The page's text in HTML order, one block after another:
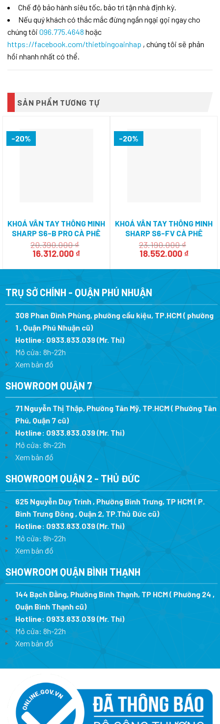
Chế độ bảo hành siêu tốc, bảo trì tận nhà định kỳ.
Nếu quý khách có thắc mắc đừng ngần ngại gọi ngay cho
chúng tôi 096.775.4648 hoặc
https://facebook.com/thietbingoainhap , chúng tôi sẽ phản
hồi nhanh nhất có thể.
SẢN PHẨM TƯƠNG TỰ
-20%
KHOÁ VÂN TAY THÔNG MINH
SHARP S6-B PRO CÀ PHÊ
(BROWN)
20.390.000₫
Giá
là:
16.312.000 ₫Giá
tại
16.312.000 ₫.
-20%
KHOÁ VÂN TAY THÔNG MINH
SHARP S6-FV CÀ PHÊ
(BROWN)
23.190.000₫
Giá
là:
18.552.000 ₫Giá
tại
TRỤ SỞ CHÍNH - QUẬN PHÚ NHUẬN
308 Phan Đình Phùng, phường cầu kiệu, TP.HCM ( phường
1 , Quận Phú Nhuận cũ)
Hotline: 0933.833.039(Mr. Thi)
Mở cửa: 8h-22h
Xem bản đồ
SHOWROOM QUẬN 7
71 Nguyễn Thị Thập, Phường Tân Mỹ, TP.HCM ( Phường Tân
Phú, Quận 7 cũ)
Hotline: 0933.833.039(Mr. Thi)
Mở cửa: 8h-22h
Xem bản đồ
SHOWROOM QUẬN 2 - THỦ ĐỨC
625 Nguyễn Duy Trinh , Phường Bình Trưng, TP HCM ( P.
Bình Trưng Đông , Quận 2, TP.Thủ Đức cũ)
Hotline: 0933.833.039(Mr. Thi)
Mở cửa: 8h-22h
Xem bản đồ
SHOWROOM QUẬN BÌNH THẠNH
144 Bạch Đằng, Phường Bình Thạnh, TP HCM ( Phường 24 ,
Quận Bình Thạnh cũ)
Hotline: 0933.833.039(Mr. Thi)
Mở cửa: 8h-22h
Xem bản đồ